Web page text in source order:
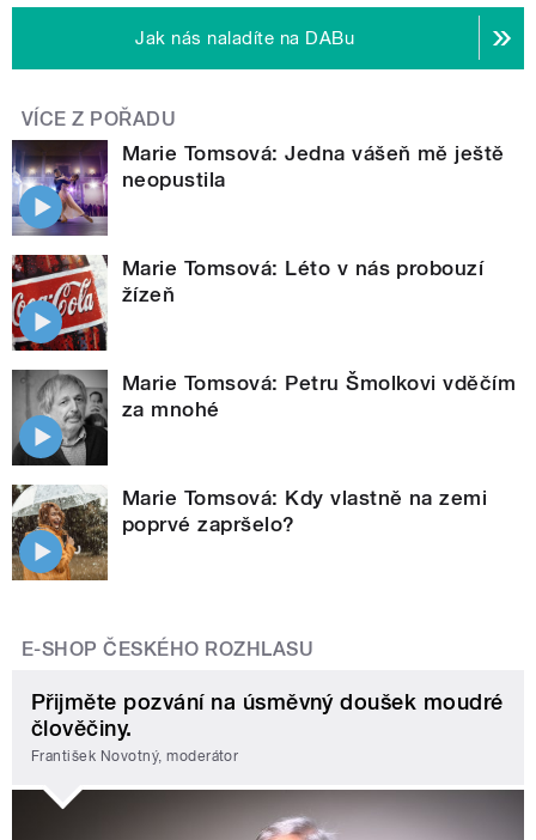
Jak nás naladíte na DABu
VÍCE Z POŘADU
Marie Tomsová: Jedna vášeň mě ještě
neopustila
Marie Tomsová: Léto v nás probouzí
žízeň
Marie Tomsová: Petru Šmolkovi vděčím
za mnohé
Marie Tomsová: Kdy vlastně na zemi
poprvé zapršelo?
E-SHOP ČESKÉHO ROZHLASU
Přijměte pozvání na úsměvný doušek moudré
člověčiny.
František Novotný, moderátor